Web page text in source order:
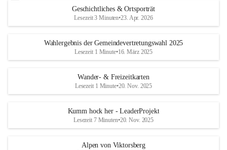
Geschichtliches & Ortsporträt
Lesezeit 3 Minuten•23. Apr. 2026
Wahlergebnis der Gemeindevertretungswahl 2025
Lesezeit 1 Minute•16. März 2025
Wander- & Freizeitkarten
Lesezeit 1 Minute•20. Nov. 2025
Kumm hock her - LeaderProjekt
Lesezeit 7 Minuten•20. Nov. 2025
Alpen von Viktorsberg